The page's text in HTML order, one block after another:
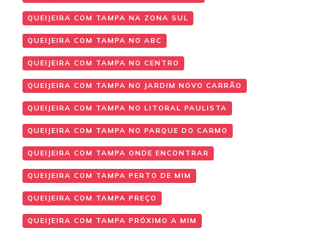
QUEIJEIRA COM TAMPA NA ZONA SUL
QUEIJEIRA COM TAMPA NO ABC
QUEIJEIRA COM TAMPA NO CENTRO
QUEIJEIRA COM TAMPA NO JARDIM NOVO CARRÃO
QUEIJEIRA COM TAMPA NO LITORAL PAULISTA
QUEIJEIRA COM TAMPA NO PARQUE DO CARMO
QUEIJEIRA COM TAMPA ONDE ENCONTRAR
QUEIJEIRA COM TAMPA PERTO DE MIM
QUEIJEIRA COM TAMPA PREÇO
QUEIJEIRA COM TAMPA PRÓXIMO A MIM